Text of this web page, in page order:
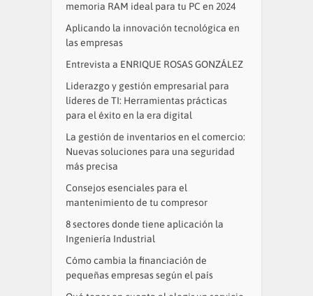
memoria RAM ideal para tu PC en 2024
Aplicando la innovación tecnológica en
las empresas
Entrevista a ENRIQUE ROSAS GONZÁLEZ
Liderazgo y gestión empresarial para
líderes de TI: Herramientas prácticas
para el éxito en la era digital
La gestión de inventarios en el comercio:
Nuevas soluciones para una seguridad
más precisa
Consejos esenciales para el
mantenimiento de tu compresor
8 sectores donde tiene aplicación la
Ingeniería Industrial
Cómo cambia la financiación de
pequeñas empresas según el país